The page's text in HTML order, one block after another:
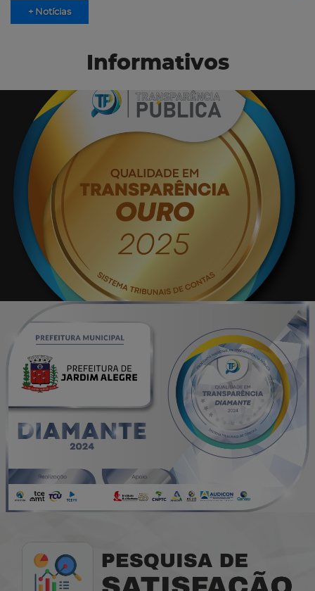
+ Notícias
Informativos